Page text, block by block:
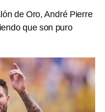
de Oro, André Pierre
que son puro